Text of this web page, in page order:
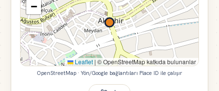
−
Leaflet | © OpenStreetMap katkıda bulunanlar
OpenStreetMap · Yön/Google bağlantıları Place ID ile çalışır